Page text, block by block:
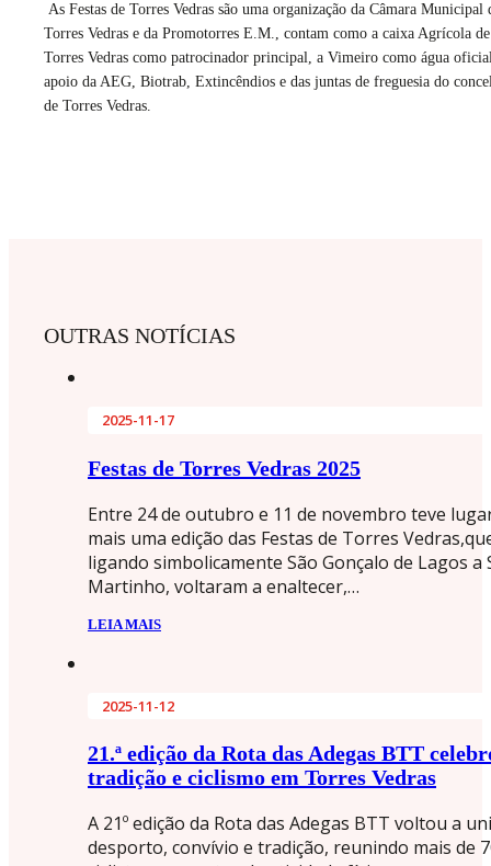
As Festas de Torres Vedras são uma organização da Câmara Municipal
Torres Vedras e da Promotorres E.M., contam como a caixa Agrícola de
Torres Vedras como patrocinador principal, a Vimeiro como água
apoio da AEG, Biotrab, Extincêndios e das juntas de freguesia do
de Torres Vedras.
OUTRAS NOTÍCIAS
2025-11-17
Festas de Torres Vedras 2025
Entre 24 de outubro e 11 de novembro teve
mais uma edição das Festas de Torres
ligando simbolicamente São Gonçalo de Lagos a
Martinho, voltaram a enaltecer,…
LEIA MAIS
2025-11-12
21.ª edição da Rota das Adegas BTT
tradição e ciclismo em Torres Vedras
A 21º edição da Rota das Adegas BTT voltou a
desporto, convívio e tradição, reunindo mais de